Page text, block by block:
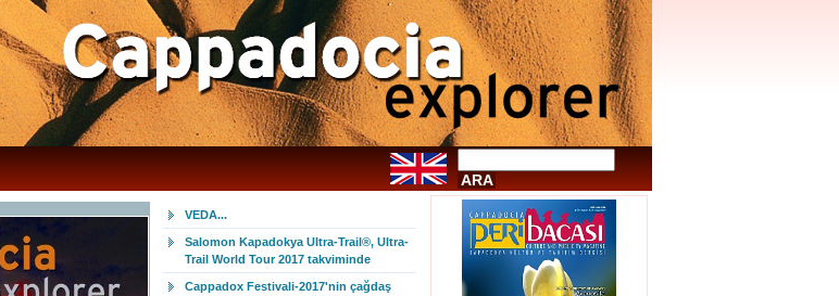
VEDA...
Salomon Kapadokya Ultra-Trail®, Ultra-
Trail World Tour 2017 takviminde
Cappadox Festivali-2017'nin çağdaş